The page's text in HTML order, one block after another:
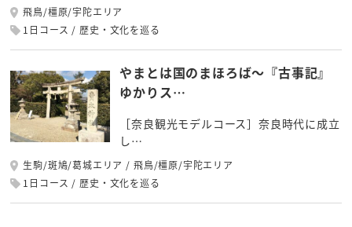
飛鳥/橿原/宇陀エリア
1日コース
歴史・文化を巡る
やまとは国のまほろば～『古事記』
ゆかりス…
［奈良観光モデルコース］奈良時代に成立
し…
生駒/斑鳩/葛城エリア
飛鳥/橿原/宇陀エリア
1日コース
歴史・文化を巡る